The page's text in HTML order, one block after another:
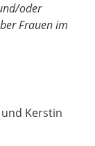
oder
Frauen im
Kerstin